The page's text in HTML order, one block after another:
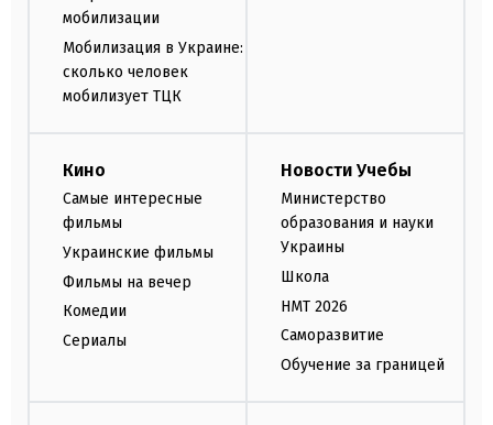
мобилизации
Мобилизация в Украине:
сколько человек
мобилизует ТЦК
Кино
Самые интересные
фильмы
Украинские фильмы
Фильмы на вечер
Комедии
Сериалы
Новости Учебы
Министерство
образования и науки
Украины
Школа
НМТ 2026
Саморазвитие
Обучение за границей